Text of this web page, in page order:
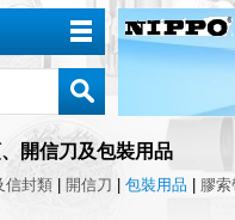
開信刀及包裝用品
信封類 開信刀 包裝用品 膠索